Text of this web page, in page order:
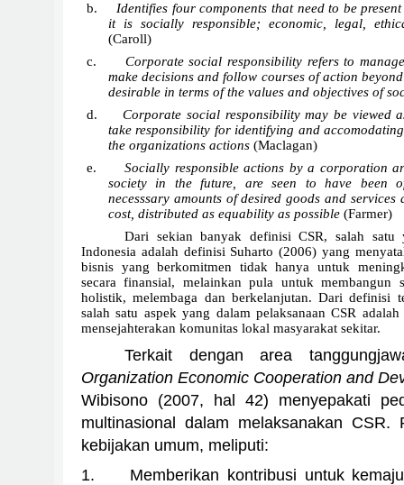
b.
Identifies four components that need to be
it is socially responsible; economic, legal,
(Caroll)
c.
Corporate social responsibility refers to
make decisions and follow courses of action
desirable in terms of the values and objectives of
d.
Corporate social responsibility may be viewed
take responsibility for identifying and
the organizations actions (Maclagan)
e.
Socially responsible actions by a corporation
society in the future, are seen to have been
necesssary amounts of desired goods and
cost, distributed as equability as possible (Farmer)
Dari sekian banyak definisi CSR, salah satu
Indonesia adalah definisi Suharto (2006) yang
bisnis yang berkomitmen tidak hanya untuk
secara finansial, melainkan pula untuk membangun
holistik, melembaga dan berkelanjutan. Dari definisi
salah satu aspek yang dalam pelaksanaan CSR
mensejahterakan komunitas lokal masyarakat sekitar.
Terkait dengan area
Organization Economic Cooperation and
Wibisono (2007, hal 42) menyepakati
multinasional dalam melaksanakan CSR.
kebijakan umum, meliputi:
1.
Memberikan kontribusi untuk